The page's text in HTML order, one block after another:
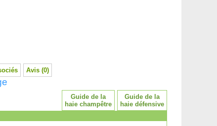
Avis (0)
Guide de la
haie défensive
Guide de la
haie champêtre